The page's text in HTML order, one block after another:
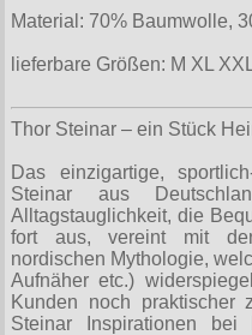
T-
Boots
Material: 70% Baumwolle,
lieferbare Größen: M XL
Thor Steinar – ein Stück
Das einzigartige,
Steinar aus
Alltagstauglichkeit, die
fort aus, vereint mit der
nordischen Mythologie,
Aufnäher etc.)
Kunden noch
Steinar Inspirationen bei